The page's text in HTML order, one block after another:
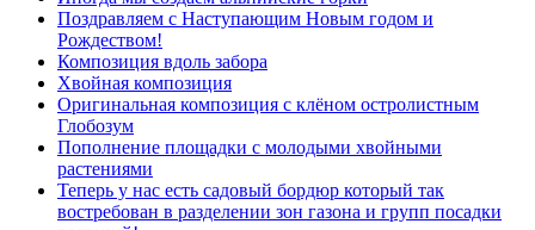
Поздравляем с Наступающим Новым годом и
Рождеством!
Композиция вдоль забора
Хвойная композиция
Оригинальная композиция с клёном остролистным
Глобозум
Пополнение площадки с молодыми хвойными
растениями
Теперь у нас есть садовый бордюр который так
востребован в разделении зон газона и групп посадки